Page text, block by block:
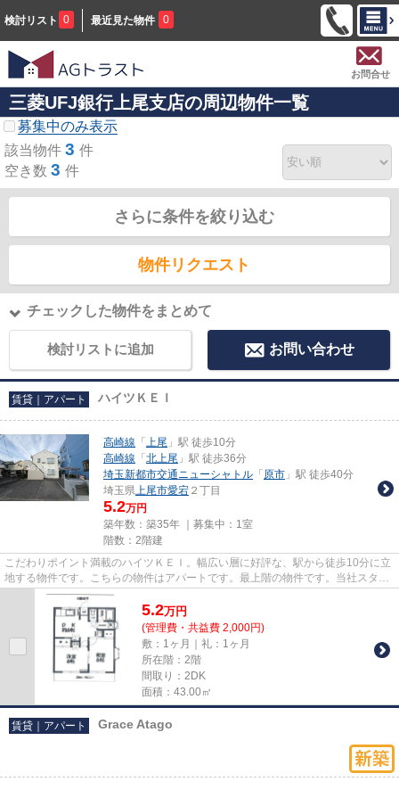
検討リスト 0 最近見た物件 0
お問合せ
三菱UFJ銀行上尾支店の周辺物件一覧
募集中のみ表示
該当物件 3 件
空き数 3 件
さらに条件を絞り込む
物件リクエスト
チェックした物件をまとめて
検討リストに追加 お問い合わせ
賃貸｜アパート ハイツＫＥＩ
高崎線 「 上尾 」駅 徒歩10分
高崎線 「 北上尾 」駅 徒歩36分
埼玉新都市交通ニューシャトル 「 原市 」駅 徒歩40分
埼玉県上尾市愛宕 ２丁目
5.2万円
築年数：築35年 ｜募集中： 1室
階数：2階建
こだわりポイント満載のハイツＫＥＩ。幅広い層に好評な、駅から徒歩10分に立
地する物件です。こちらの物件はアパートです。最上階の物件です。当社スタッ
フが地域の賃貸情報をご提供...
5.2万円
(管理費・共益費 2,000円)
敷：1ヶ月｜礼：1ヶ月
所在階：2階
間取り：2DK
面積：43.00㎡
賃貸｜アパート Grace Atago